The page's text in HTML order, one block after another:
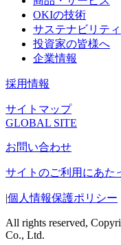
OKIの技術
サステナビリティ
投資家の皆様へ
企業情報
採用情報
サイトマップ
GLOBAL SITE
お問い合わせ
サイトのご利用にあた
|個人情報保護ポリシー
All rights reserved,
Co., Ltd.